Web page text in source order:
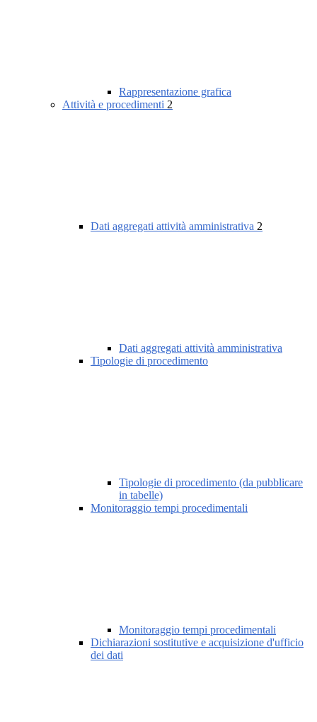
Rappresentazione grafica
Attività e procedimenti 2
Dati aggregati attività amministrativa 2
Dati aggregati attività amministrativa
Tipologie di procedimento
Tipologie di procedimento (da pubblicare
in tabelle)
Monitoraggio tempi procedimentali
Monitoraggio tempi procedimentali
Dichiarazioni sostitutive e acquisizione d'ufficio
dei dati